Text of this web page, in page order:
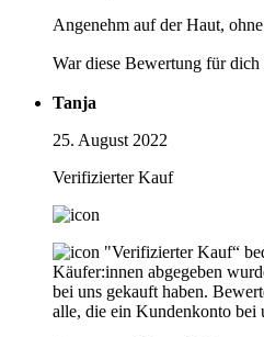
Angenehm auf der Haut,
War diese Bewertung für
Tanja
25. August 2022
Verifizierter Kauf
"Verifizierter Kauf“
Käufer:innen abgegeben
bei uns gekauft haben.
alle, die ein Kundenkonto bei